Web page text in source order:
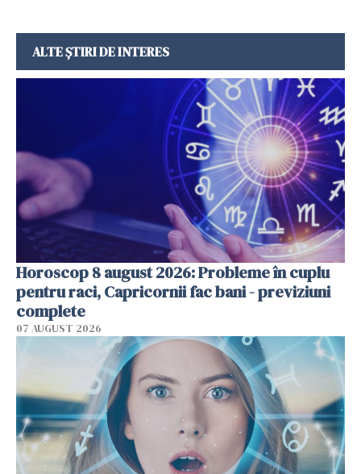
ALTE ȘTIRI DE INTERES
Horoscop 8 august 2026: Probleme în cuplu
pentru raci, Capricornii fac bani - previziuni
complete
07 AUGUST 2026